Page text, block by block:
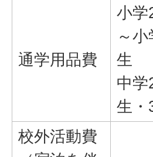
通学用品費
小学
～
生
中学
生・
校外活動費